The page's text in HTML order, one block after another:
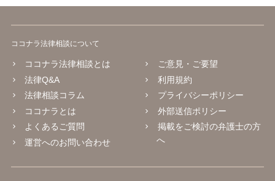
ココナラ法律相談について
ココナラ法律相談とは
法律Q&A
法律相談コラム
ココナラとは
よくあるご質問
運営へのお問い合わせ
ご意見・ご要望
利用規約
プライバシーポリシー
外部送信ポリシー
掲載をご検討の弁護士の方
へ